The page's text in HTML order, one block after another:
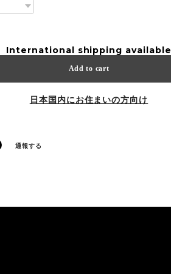
International shipping available
Add to cart
日本国内にお住まいの方向け
通報する